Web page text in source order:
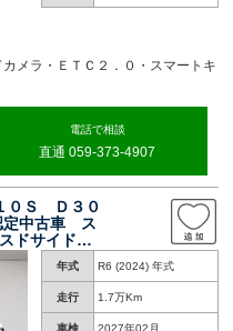
メラ・ＥＴＣ２．０・スマートキ
電話で相談
直通 059-373-4907
０Ｓ Ｄ３０
定中古車 ス
ドサイドス
チホイール
純正ナビ
年式 R6 (2024) 年式
走行 1.7万Km
車検 2027年02月